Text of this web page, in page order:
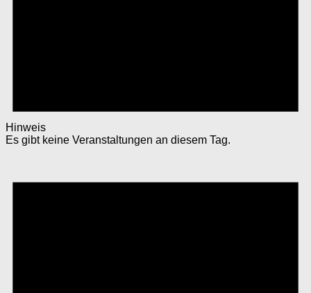
Hinweis
Es gibt keine Veranstaltungen an diesem Tag.